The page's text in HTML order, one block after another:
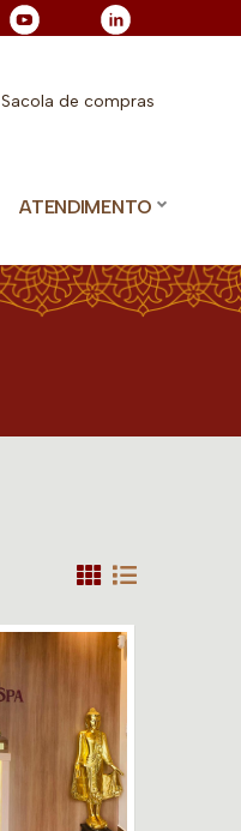
Sacola de compras
ATENDIMENTO